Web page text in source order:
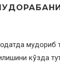
мудориб
кўзда